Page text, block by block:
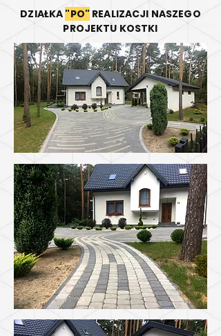
DZIAŁKA "PO" REALIZACJI NASZEGO
PROJEKTU KOSTKI